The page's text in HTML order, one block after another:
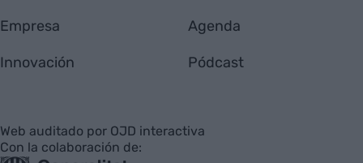
Empresa
Innovación
Agenda
Pódcast
Web auditado por OJD interactiva
Con la colaboración de: